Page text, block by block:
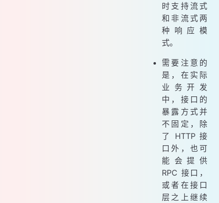
时支持流式
和非流式两
种响应模
式。
需要注意的
是，在实际
业务开发
中，接口的
暴露方式并
不固定，除
了 HTTP 接
口外，也可
能会提供
RPC 接口，
或者在接口
层之上继续